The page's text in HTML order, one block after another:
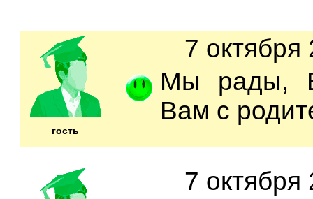
гость
7 октября
Мы рады,
Вам с
7 октября